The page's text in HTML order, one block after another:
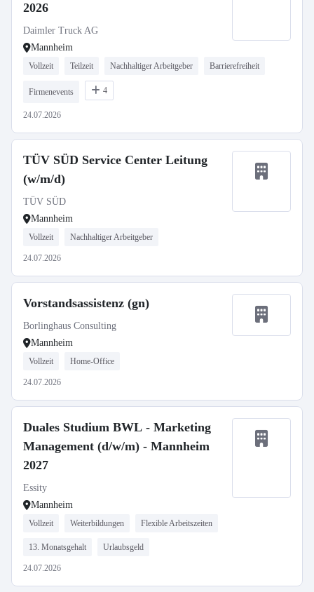
2026
Daimler Truck AG
Mannheim
Vollzeit Teilzeit Nachhaltiger Arbeitgeber Barrierefreiheit
Firmenevents 4
24.07.2026
TÜV SÜD Service Center Leitung
(w/m/d)
TÜV SÜD
Mannheim
Vollzeit Nachhaltiger Arbeitgeber
24.07.2026
Vorstandsassistenz (gn)
Borlinghaus Consulting
Mannheim
Vollzeit Home-Office
24.07.2026
Duales Studium BWL - Marketing
Management (d/w/m) - Mannheim
2027
Essity
Mannheim
Vollzeit Weiterbildungen Flexible Arbeitszeiten
13. Monatsgehalt Urlaubsgeld
24.07.2026